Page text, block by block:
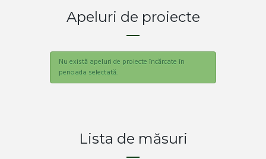
Apeluri de proiecte
Nu există apeluri de proiecte încărcate în
perioada selectată.
Lista de măsuri